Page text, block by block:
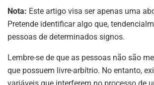
Nota: Este artigo visa ser apenas uma
Pretende identificar algo que,
pessoas de determinados signos.
Lembre-se de que as pessoas não são
que possuem livre-arbítrio. No entanto,